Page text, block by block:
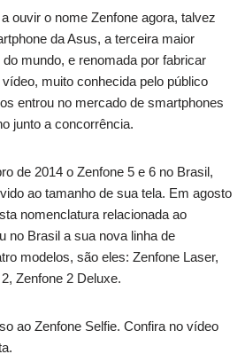
ouvir o nome Zenfone agora, talvez
da Asus, a terceira maior
mundo, e renomada por fabricar
muito conhecida pelo público
entrou no mercado de smartphones
junto a concorrência.
de 2014 o Zenfone 5 e 6 no Brasil,
ao tamanho de sua tela. Em agosto
nomenclatura relacionada ao
no Brasil a sua nova linha de
modelos, são eles: Zenfone Laser,
Zenfone 2 Deluxe.
ao Zenfone Selfie. Confira no vídeo